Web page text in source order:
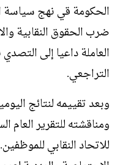
الحكومة قي نهج سياسة
ضرب الحقوق النقابية
العاملة داعيا إلى
التراجعي.
وبعد تقييمه لنتائج
ومناقشته للتقرير العام
للاتحاد النقابي